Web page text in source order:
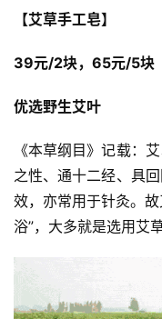
【艾草手工皂】
39元/2块，65元/5块
优选野生艾叶
《本草纲目》记载：
之性、通十二经、具
效，亦常用于针灸。
浴”，大多就是选用艾草